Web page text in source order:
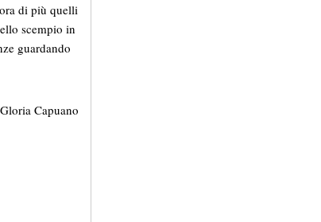
di più quelli
scempio in
guardando
Gloria Capuano